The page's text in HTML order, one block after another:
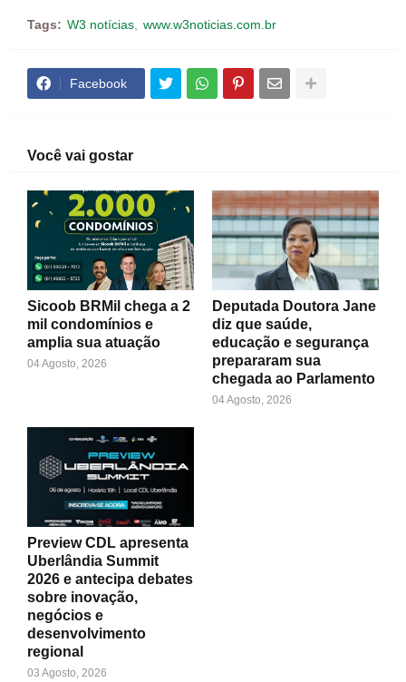
Tags: W3 notícias www.w3noticias.com.br
Facebook
Você vai gostar
Sicoob BRMil chega a 2
mil condomínios e
amplia sua atuação
04 Agosto, 2026
Deputada Doutora Jane
diz que saúde,
educação e segurança
prepararam sua
chegada ao Parlamento
04 Agosto, 2026
Preview CDL apresenta
Uberlândia Summit
2026 e antecipa debates
sobre inovação,
negócios e
desenvolvimento
regional
03 Agosto, 2026